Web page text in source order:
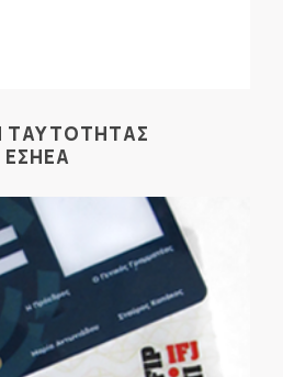
ΤΑΥΤΟΤΗΤΑΣ
ΕΣΗΕΑ